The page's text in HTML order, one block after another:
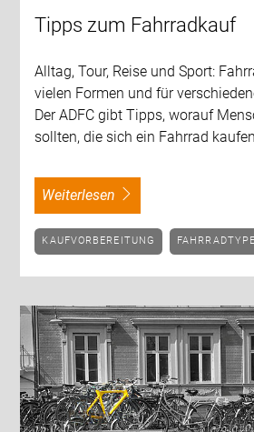
Tipps zum Fahrradkauf
Alltag, Tour, Reise und Sport:
vielen Formen und für
Der ADFC gibt Tipps, worauf
sollten, die sich ein Fahrrad
weiterlesen
KAUFVORBEREITUNG